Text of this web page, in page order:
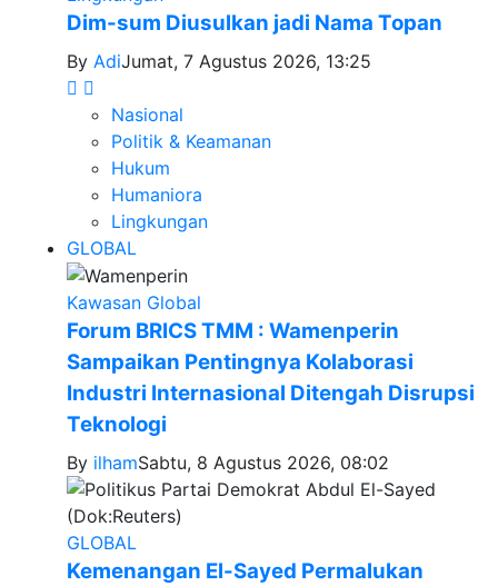
Dim-sum Diusulkan jadi Nama Topan
By AdiJumat, 7 Agustus 2026, 13:25
Nasional
Politik & Keamanan
Hukum
Humaniora
Lingkungan
GLOBAL
Kawasan Global
Forum BRICS TMM : Wamenperin
Sampaikan Pentingnya Kolaborasi
Industri Internasional Ditengah Disrupsi
Teknologi
By ilhamSabtu, 8 Agustus 2026, 08:02
GLOBAL
Kemenangan El-Sayed Permalukan